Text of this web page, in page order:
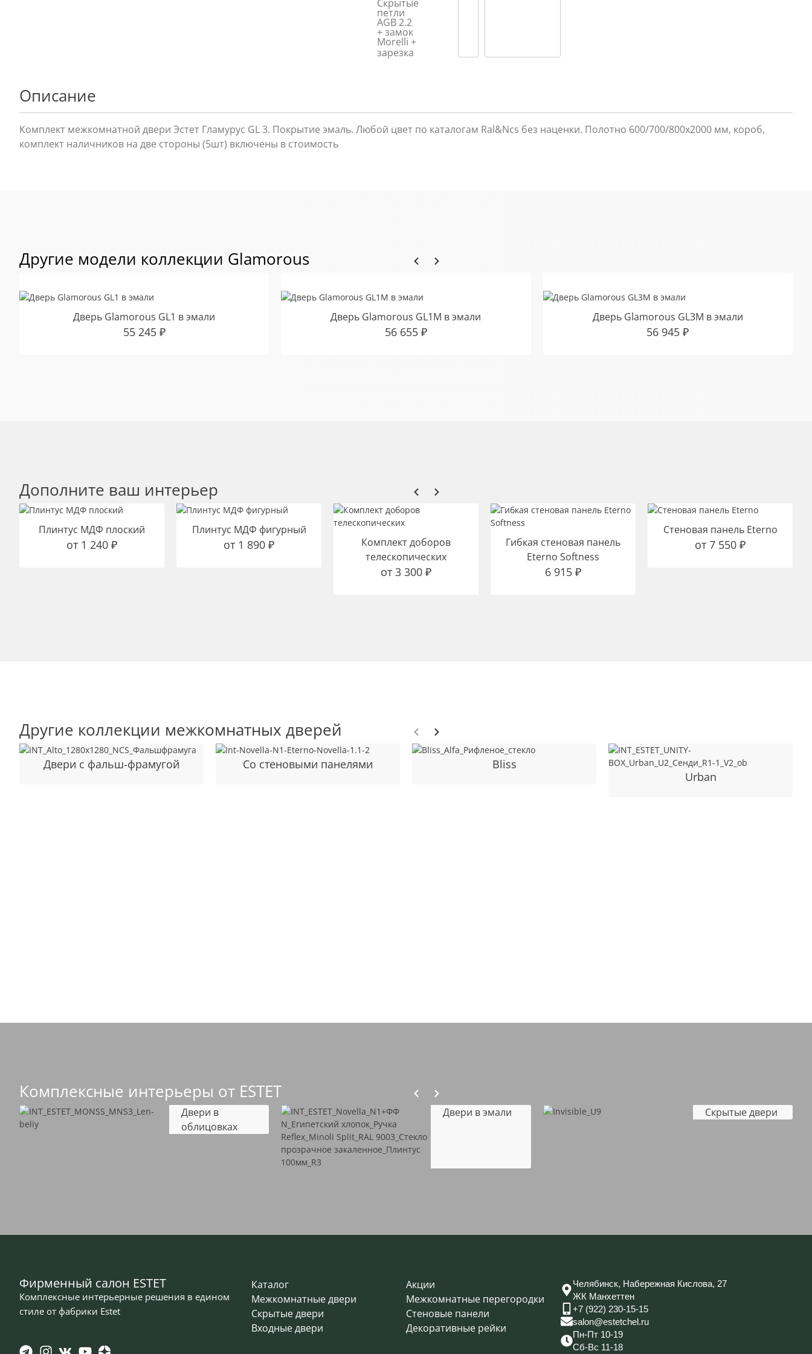
Скрытые
петли
AGB 2.2
+ замок
Morelli +
зарезка
Описание
Комплект межкомнатной двери Эстет Гламурус GL 3. Покрытие эмаль. Любой цвет по каталогам Ral&Ncs без наценки. Полотно 600/700/800х2000 мм, короб,
комплект наличников на две стороны (5шт) включены в стоимость
Другие модели коллекции Glamorous
Дверь Glamorous GL1 в эмали
55 245 ₽
Дверь Glamorous GL1M в эмали
56 655 ₽
Дверь Glamorous GL3M в эмали
56 945₽
Дополните ваш интерьер
Плинтус МДФ плоский
от 1 240 ₽
Плинтус МДФ фигурный
от 1 890 ₽
Комплект доборов
телескопических
от 3 300 ₽
Гибкая стеновая панель
Eterno Softness
6 915 ₽
Стеновая панель Eterno
от 7 550 ₽
Другие коллекции межкомнатных дверей
Двери с фальш-фрамугой Cо стеновыми панелями
Bliss
Urban
Комплексные интерьеры от ESTET
Двери в
облицовках
Двери в эмали Скрытые двери
Фирменный салон ESTET
Комплексные интерьерные решения в едином
стиле от фабрики Estet
Каталог
Межкомнатные двери
Скрытые двери
Входные двери
Акции
Межкомнатные перегородки
Стеновые панели
Декоративные рейки
Челябинск, Набережная Кислова, 27
ЖК Манхеттен
+7 (922) 230-15-15
salon@estetchel.ru
Пн-Пт 10-19
Сб-Вс 11-18